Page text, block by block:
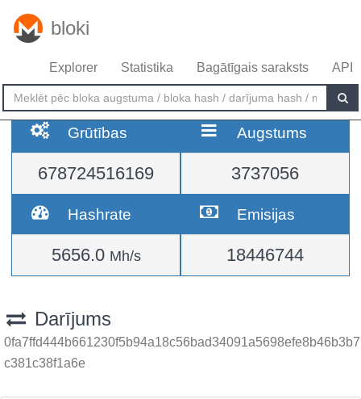
bloki
Explorer Statistika Bagātīgais saraksts API
Grūtības
678724516169
Augstums
3737056
Hashrate
5656.0 Mh/s
Emisijas
18446744
Darījums
0fa7ffd444b661230f5b94a18c56bad34091a5698efe8b46b3b7
c381c38f1a6e